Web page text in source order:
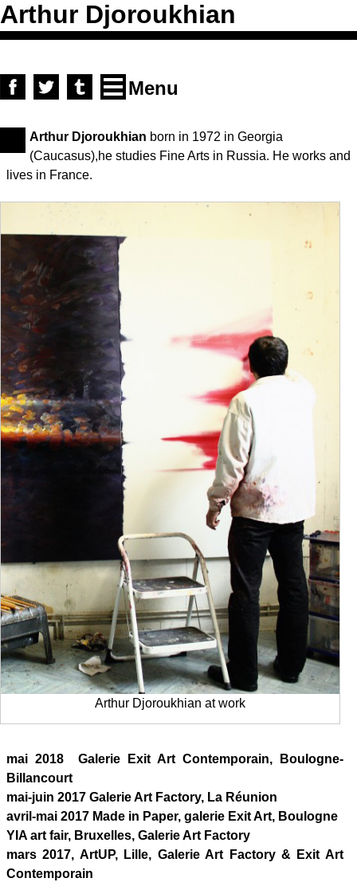
Arthur Djoroukhian
Menu
Skip to content
Arthur Djoroukhian born in 1972 in Georgia
(Caucasus),he studies Fine Arts in Russia. He works and
lives in France.
Arthur Djoroukhian at work
mai 2018 Galerie Exit Art Contemporain, Boulogne-
Billancourt
mai-juin 2017 Galerie Art Factory, La Réunion
avril-mai 2017 Made in Paper, galerie Exit Art, Boulogne
YIA art fair, Bruxelles, Galerie Art Factory
mars 2017, ArtUP, Lille, Galerie Art Factory & Exit Art
Contemporain